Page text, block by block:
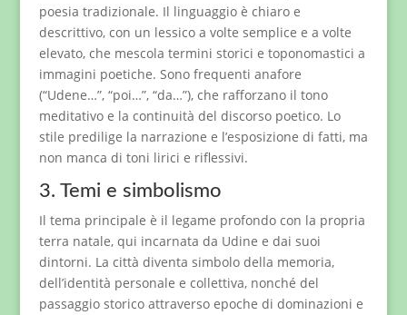
poesia tradizionale. Il linguaggio è chiaro e
descrittivo, con un lessico a volte semplice e a volte
elevato, che mescola termini storici e toponomastici a
immagini poetiche. Sono frequenti anafore
(“Udene…”, “poi…”, “da…”), che rafforzano il tono
meditativo e la continuità del discorso poetico. Lo
stile predilige la narrazione e l’esposizione di fatti, ma
non manca di toni lirici e riflessivi.
3. Temi e simbolismo
Il tema principale è il legame profondo con la propria
terra natale, qui incarnata da Udine e dai suoi
dintorni. La città diventa simbolo della memoria,
dell’identità personale e collettiva, nonché del
passaggio storico attraverso epoche di dominazioni e